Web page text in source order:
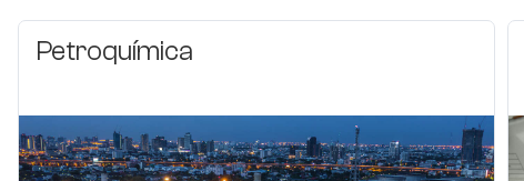
Petroquímica